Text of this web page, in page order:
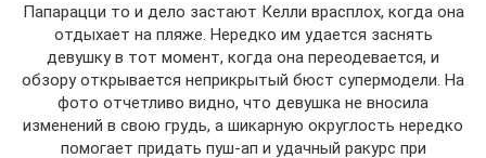
Папарацци то и дело застают Келли врасплох, когда она
отдыхает на пляже. Нередко им удается заснять
девушку в тот момент, когда она переодевается, и
обзору открывается неприкрытый бюст супермодели. На
фото отчетливо видно, что девушка не вносила
изменений в свою грудь, а шикарную округлость нередко
помогает придать пуш-ап и удачный ракурс при